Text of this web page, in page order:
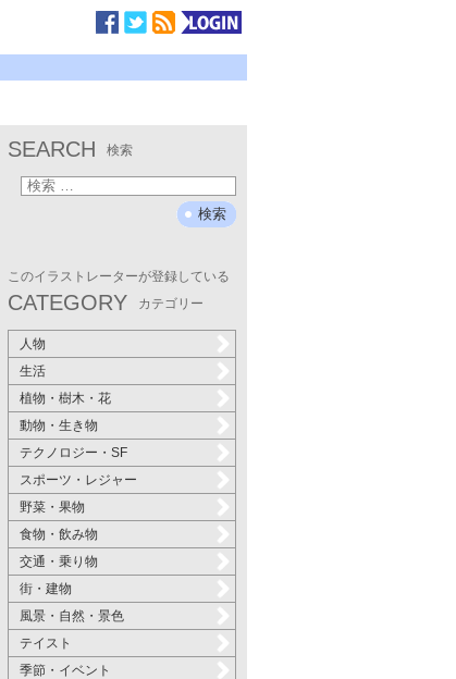
SEARCH 検索
このイラストレーターが登録している
CATEGORY カテゴリー
人物
生活
植物・樹木・花
動物・生き物
テクノロジー・SF
スポーツ・レジャー
野菜・果物
食物・飲み物
交通・乗り物
街・建物
風景・自然・景色
テイスト
季節・イベント